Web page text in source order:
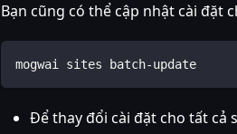
Bạn cũng có thể cập nhật cài đặt
mogwai sites batch-update
Để thay đổi cài đặt cho tất cả